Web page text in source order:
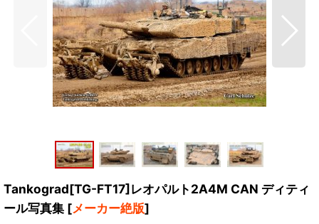
Tankograd[TG-FT17]レオパルト2A4M CAN ディティ
ール写真集 [メーカー絶版]